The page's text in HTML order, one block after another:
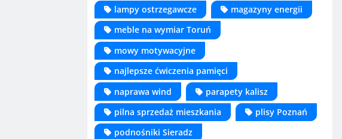
lampy ostrzegawcze
magazyny energii
meble na wymiar Toruń
mowy motywacyjne
najlepsze ćwiczenia pamięci
naprawa wind
parapety kalisz
pilna sprzedaż mieszkania
plisy Poznań
podnośniki Sieradz